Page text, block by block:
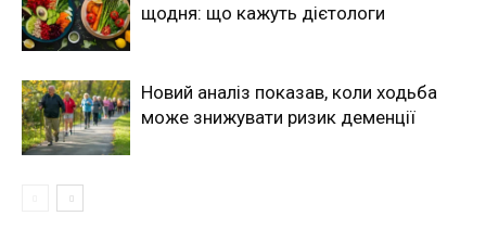
щодня: що кажуть дієтологи
Новий аналіз показав, коли ходьба
може знижувати ризик деменції